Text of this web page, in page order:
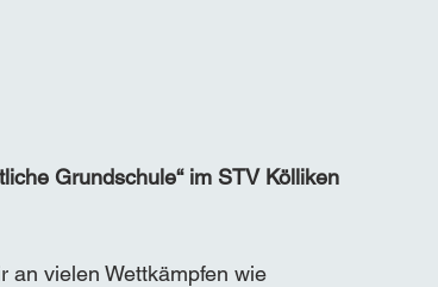
Grundschule“ im STV Kölliken
an vielen Wettkämpfen wie